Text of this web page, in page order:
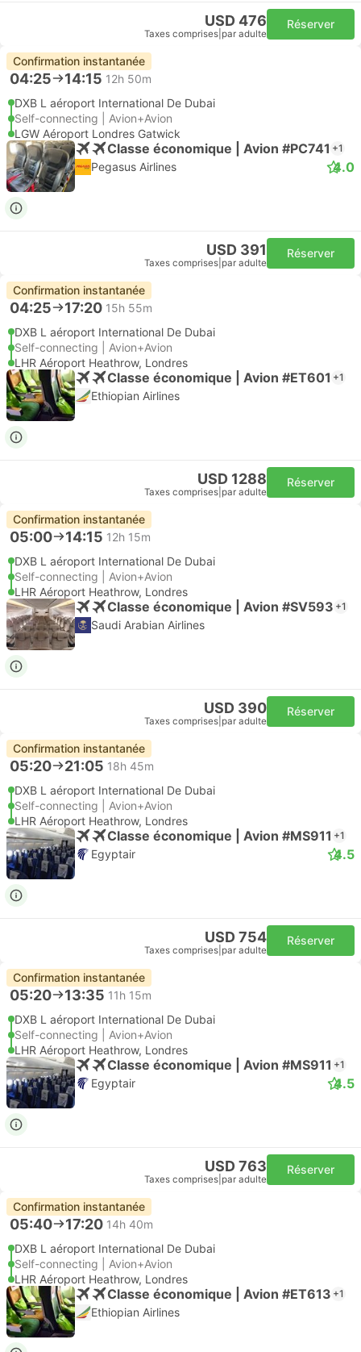
USD 476
Taxes comprises par adulte
Réserver
Confirmation instantanée
04:25 14:15 12h 50m
DXB L aéroport International De Dubai
Self-connecting | Avion+Avion
LGW Aéroport Londres Gatwick
Classe économique | Avion #PC741 +1
Pegasus Airlines 4.0
USD 391
Taxes comprises par adulte
Réserver
Confirmation instantanée
04:25 17:20 15h 55m
DXB L aéroport International De Dubai
Self-connecting | Avion+Avion
LHR Aéroport Heathrow, Londres
Classe économique | Avion #ET601 +1
Ethiopian Airlines
USD 1288
Taxes comprises par adulte
Réserver
Confirmation instantanée
05:00 14:15 12h 15m
DXB L aéroport International De Dubai
Self-connecting | Avion+Avion
LHR Aéroport Heathrow, Londres
Classe économique | Avion #SV593 +1
Saudi Arabian Airlines
USD 390
Taxes comprises par adulte
Réserver
Confirmation instantanée
05:20 21:05 18h 45m
DXB L aéroport International De Dubai
Self-connecting | Avion+Avion
LHR Aéroport Heathrow, Londres
Classe économique | Avion #MS911 +1
Egyptair 4.5
USD 754
Taxes comprises par adulte
Réserver
Confirmation instantanée
05:20 13:35 11h 15m
DXB L aéroport International De Dubai
Self-connecting | Avion+Avion
LHR Aéroport Heathrow, Londres
Classe économique | Avion #MS911 +1
Egyptair 4.5
USD 763
Taxes comprises par adulte
Réserver
Confirmation instantanée
05:40 17:20 14h 40m
DXB L aéroport International De Dubai
Self-connecting | Avion+Avion
LHR Aéroport Heathrow, Londres
Classe économique | Avion #ET613 +1
Ethiopian Airlines